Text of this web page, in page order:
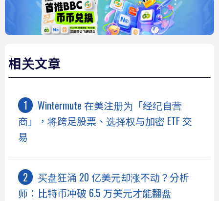
相关文章
Wintermute 在美注册为「经纪自营
商」，将跨足股票、选择权与加密 ETF 交
易
买盘狂涌 20 亿美元却涨不动？分析
师：比特币冲破 6.5 万美元才能翻盘